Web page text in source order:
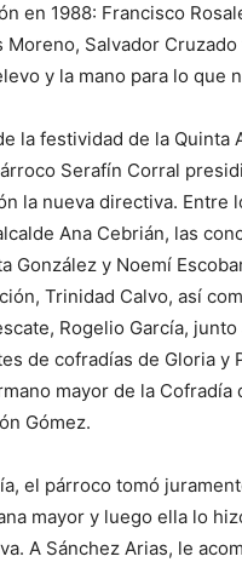
en 1988: Francisco
Moreno, Salvador
y la mano para lo que
la festividad de la Quinta
Serafín Corral
la nueva directiva. Entre
Ana Cebrián, las
González y Noemí
Trinidad Calvo, así
Rogelio García, junto
de cofradías de Gloria y
mayor de la Cofradía
Gómez.
el párroco tomó
mayor y luego ella lo
A Sánchez Arias, le